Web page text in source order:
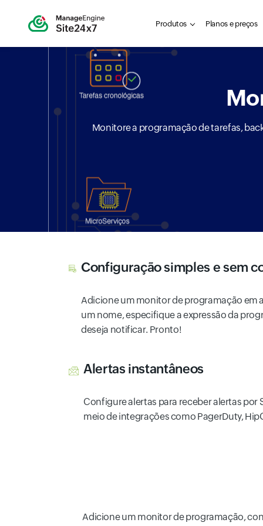
Produtos Planos e preços
Monitore a programação de tarefas,
Configuração simples e sem
Adicione um monitor de programação em
um nome, especifique a expressão da
deseja notificar. Pronto!
Alertas instantâneos
Configure alertas para receber alertas por
meio de integrações como PagerDuty,
Adicione um monitor de programação,